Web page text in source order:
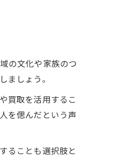
の文化や家族のつ
しょう。
買取を活用するこ
を偲んだという声
ることも選択肢と